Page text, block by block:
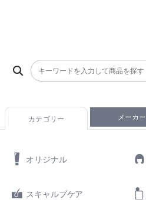
カテゴリー メーカー
オリジナル
スキャルプケア